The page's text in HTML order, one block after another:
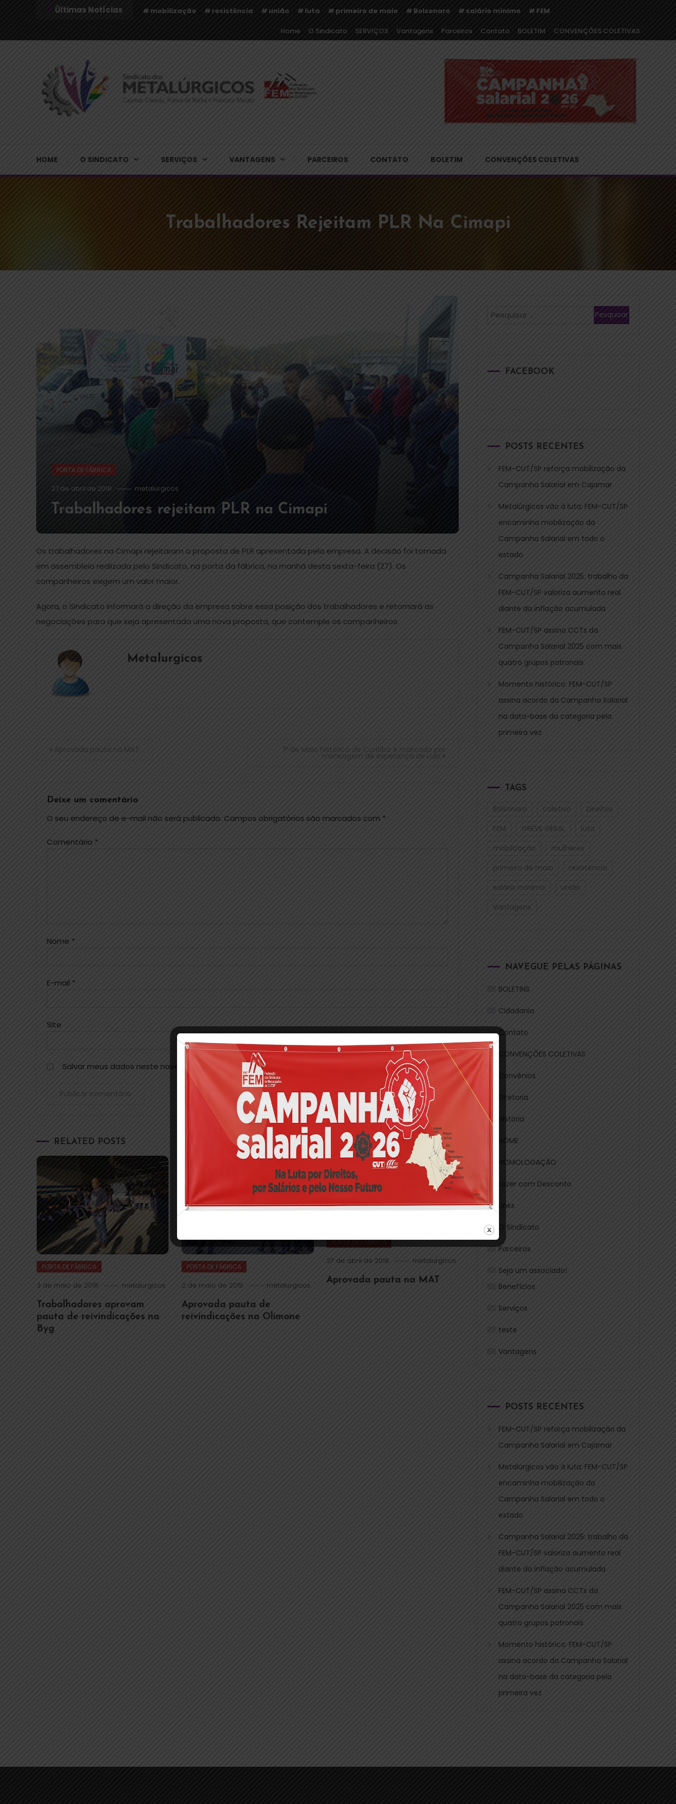
Últimas Notícias mobilização resistência união luta primeiro de maio Bolsonaro salário mínimo FEM
Home O Sindicato SERVIÇOS Vantagens Parceiros Contato BOLETIM CONVENÇÕES COLETIVAS
HOME O SINDICATO SERVIÇOS VANTAGENS PARCEIROS CONTATO BOLETIM CONVENÇÕES COLETIVAS
Trabalhadores Rejeitam PLR Na Cimapi
PORTA DE FÁBRICA
27 de abril de 2018 metalurgicos
Trabalhadores rejeitam PLR na Cimapi
Os trabalhadores na Cimapi rejeitaram a proposta de PLR apresentada pela empresa. A decisão foi tomada
em assembleia realizada pelo Sindicato, na porta da fábrica, na manhã desta sexta-feira (27). Os
companheiros exigem um valor maior.
Agora, o Sindicato informará a direção da empresa sobre essa posição dos trabalhadores e retomará as
negociações para que seja apresentada uma nova proposta, que contemple os companheiros.
Metalurgicos
Aprovada pauta na MAT 1º de Maio histórico de Curitiba é marcado por
mensagem de esperança de Lula
Deixe um comentário
O seu endereço de e-mail não será publicado. Campos obrigatórios são marcados com *
Comentário *
Nome *
E-mail *
Site
Salvar meus dados neste navegador para a próxima vez que eu comentar.
RELATED POSTS
PORTA DE FÁBRICA
3 de maio de 2018 metalurgicos
Trabalhadores aprovam
pauta de reivindicações na
Byg
PORTA DE FÁBRICA
2 de maio de 2018 metalurgicos
Aprovada pauta de
reivindicações na Olimone
PORTA DE FÁBRICA
27 de abril de 2018 metalurgicos
Aprovada pauta na MAT
FACEBOOK
POSTS RECENTES
FEM-CUT/SP reforça mobilização da
Campanha Salarial em Cajamar
Metalúrgicos vão à luta: FEM-CUT/SP
encaminha mobilização da
Campanha Salarial em todo o
estado
Campanha Salarial 2025: trabalho da
FEM-CUT/SP valoriza aumento real
diante da inflação acumulada
FEM-CUT/SP assina CCTs da
Campanha Salarial 2025 com mais
quatro grupos patronais
Momento histórico: FEM-CUT/SP
assina acordo da Campanha Salarial
na data-base da categoria pela
primeira vez
TAGS
Bolsonaro coletivo
Direitos
FEM
GREVE GERAL
luta
mobilização
mulheres
primeiro de maio
resistência
salário mínimo
união
Vantagens
NAVEGUE PELAS PÁGINAS
BOLETINS
Cidadania
Contato
CONVENÇÕES COLETIVAS
Convênios
Diretoria
História
HOME
HOMOLOGAÇÃO
Lazer com Desconto
Links
O Sindicato
Parceiros
Seja um associado!
Benefícios
Serviços
teste
Vantagens
POSTS RECENTES
FEM-CUT/SP reforça mobilização da
Campanha Salarial em Cajamar
Metalúrgicos vão à luta: FEM-CUT/SP
encaminha mobilização da
Campanha Salarial em todo o
estado
Campanha Salarial 2025: trabalho da
FEM-CUT/SP valoriza aumento real
diante da inflação acumulada
FEM-CUT/SP assina CCTs da
Campanha Salarial 2025 com mais
quatro grupos patronais
Momento histórico: FEM-CUT/SP
assina acordo da Campanha Salarial
na data-base da categoria pela
primeira vez